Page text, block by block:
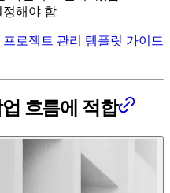
정해야 함
프로젝트 관리 템플릿 가이드
흐름에 적합